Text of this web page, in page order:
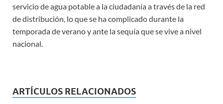
servicio de agua potable a la ciudadanía a través de la red
de distribución, lo que se ha complicado durante la
temporada de verano y ante la sequía que se vive a nivel
nacional.
ARTÍCULOS RELACIONADOS